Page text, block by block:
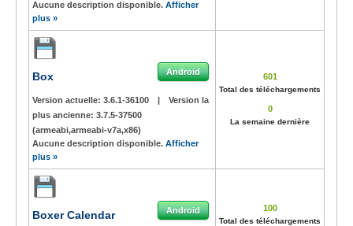
Aucune description disponible. Afficher
plus »
Box Android
Version actuelle: 3.6.1-36100 |
Version la
plus ancienne: 3.7.5-37500
(armeabi,armeabi-v7a,x86)
Aucune description disponible. Afficher
plus »
601
Total des téléchargements
0
La semaine dernière
Boxer Calendar Android 100
Total des téléchargements